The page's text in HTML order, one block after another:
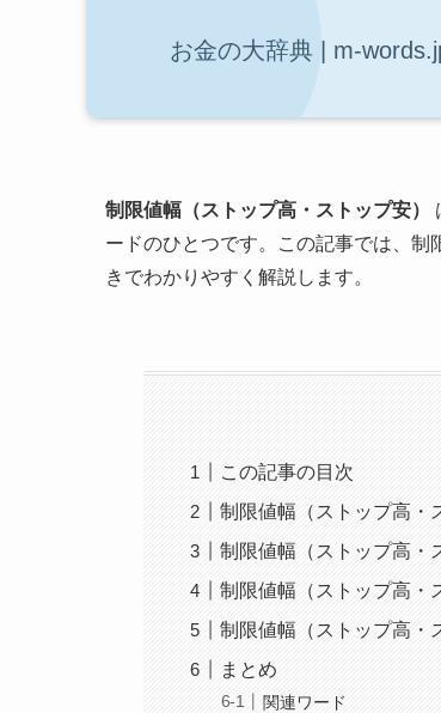
制限値幅（ストップ高・ストップ安）
ードのひとつです。この記事では、
きでわかりやすく解説します。
この記事の目次
制限値幅（ストップ高・
制限値幅（ストップ高・
制限値幅（ストップ高・
制限値幅（ストップ高・
まとめ
関連ワード